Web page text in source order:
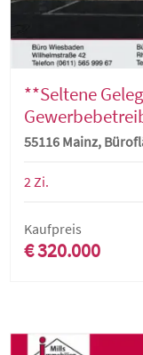
**Seltene
guter, zentraler
55116 Mainz,
2 Zi.
Kaufpreis
€ 320.000